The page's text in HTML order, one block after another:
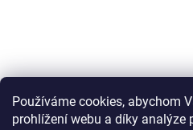
Používáme cookies, abychom
prohlížení webu a díky analýze